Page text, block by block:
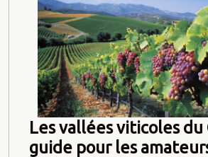
Les vallées viticoles du
guide pour les